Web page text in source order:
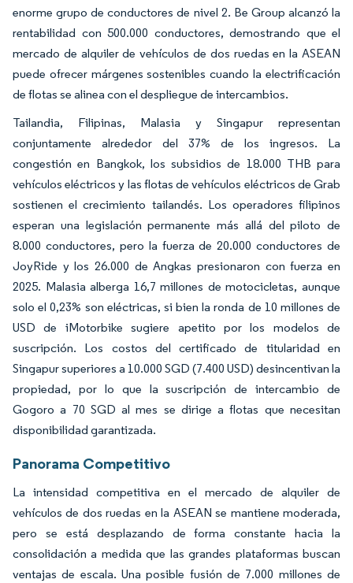
enorme grupo de conductores de nivel 2. Be Group alcanzó la
rentabilidad con 500.000 conductores, demostrando que el
mercado de alquiler de vehículos de dos ruedas en la ASEAN
puede ofrecer márgenes sostenibles cuando la electrificación
de flotas se alinea con el despliegue de intercambios.
Tailandia, Filipinas, Malasia y Singapur representan
conjuntamente alrededor del 37% de los ingresos. La
congestión en Bangkok, los subsidios de 18.000 THB para
vehículos eléctricos y las flotas de vehículos eléctricos de Grab
sostienen el crecimiento tailandés. Los operadores filipinos
esperan una legislación permanente más allá del piloto de
8.000 conductores, pero la fuerza de 20.000 conductores de
JoyRide y los 26.000 de Angkas presionaron con fuerza en
2025. Malasia alberga 16,7 millones de motocicletas, aunque
solo el 0,23% son eléctricas, si bien la ronda de 10 millones de
USD de iMotorbike sugiere apetito por los modelos de
suscripción. Los costos del certificado de titularidad en
Singapur superiores a 10.000 SGD (7.400 USD) desincentivan la
propiedad, por lo que la suscripción de intercambio de
Gogoro a 70 SGD al mes se dirige a flotas que necesitan
disponibilidad garantizada.
Panorama Competitivo
La intensidad competitiva en el mercado de alquiler de
vehículos de dos ruedas en la ASEAN se mantiene moderada,
pero se está desplazando de forma constante hacia la
consolidación a medida que las grandes plataformas buscan
ventajas de escala. Una posible fusión de 7.000 millones de